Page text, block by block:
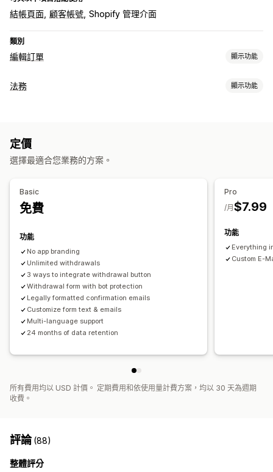
結帳頁面 顧客帳號 Shopify 管理介面
類別
編輯訂單 顯示功能
訂單最新資訊
法務 顯示功能
定價
選擇最適合您業務的方案。
Basic
免費
功能
No app branding
Unlimited withdrawals
3 ways to integrate withdrawal button
Withdrawal form with bot protection
Legally formatted confirmation emails
Customize form text & emails
Multi-language support
24 months of data retention
Pro
$7.99
/月
功能
Everything
Custom E-
所有費用均以 USD 計價。 定期費用和依使用量計費方案，均以 30 天為週期
收費。
評論(88)
整體評分